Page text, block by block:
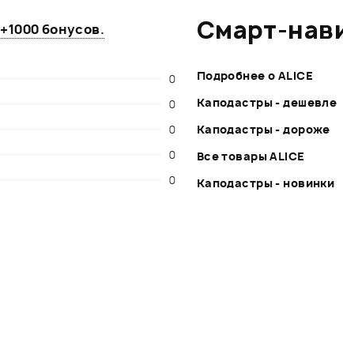
+1000 бонусов.
0
0
0
0
0
Смарт-
Подробнее о ALICE
Каподастры - дешевле
Каподастры - дороже
Все товары ALICE
Каподастры - новинки